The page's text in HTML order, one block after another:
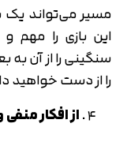
مسیر می‌­تواند یک
این بازی را مهم
سنگینی را از آن
را از دست خواهید
از افکار